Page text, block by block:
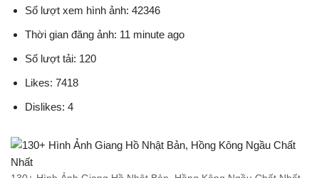
Số lượt xem hình ảnh: 42346
Thời gian đăng ảnh: 11 minute ago
Số lượt tải: 120
Likes: 7418
Dislikes: 4